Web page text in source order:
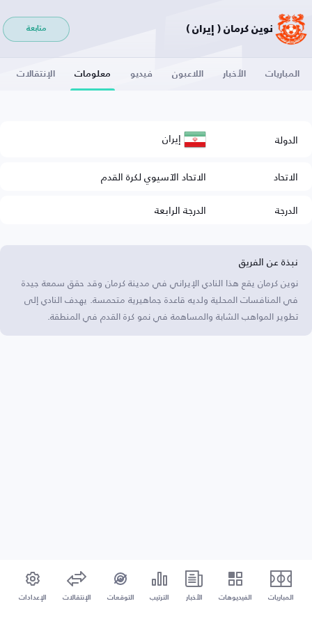
نوين كرمان ( إيران ) متابعة
المباريات الأخبار اللاعبون فيديو معلومات الإنتقالات
الدولة إيران
الاتحاد
الاتحاد الآسيوي لكرة القدم
الدرجة
الدرجة الرابعة
نبذة عن الفريق
نوين كرمان يقع هذا النادي الإيراني في مدينة كرمان وقد حقق سمعة جيدة
في المنافسات المحلية ولديه قاعدة جماهيرية متحمسة. يهدف النادي إلى
تطوير المواهب الشابة والمساهمة في نمو كرة القدم في المنطقة.
المباريات الفيديوهات الأخبار الترتيب التوقعات الإنتقالات الإعدادات